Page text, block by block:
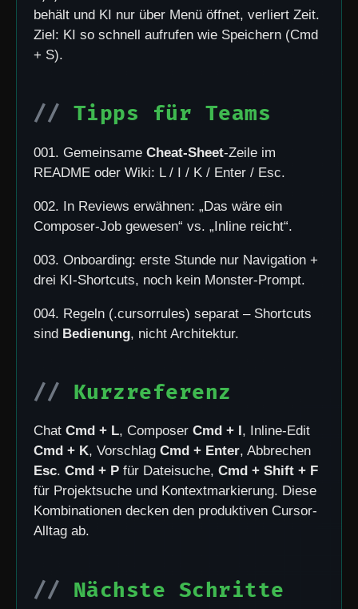
behält und KI nur über Menü öffnet, verliert Zeit.
Ziel: KI so schnell aufrufen wie Speichern (Cmd
+ S).
Tipps für Teams
001. GemeinsameCheat-Sheet-Zeile im
README oder Wiki: L / I / K / Enter / Esc.
002. In Reviews erwähnen: „Das wäre ein
Composer-Job gewesen“ vs. „Inline reicht“.
003. Onboarding: erste Stunde nur Navigation +
drei KI-Shortcuts, noch kein Monster-Prompt.
004. Regeln (.cursorrules) separat – Shortcuts
sind Bedienung, nicht Architektur.
Kurzreferenz
ChatCmd + L, ComposerCmd + I , Inline-Edit
Cmd + K, VorschlagCmd + Enter, Abbrechen
Esc.Cmd + P für Dateisuche,Cmd + Shift + F
für Projektsuche und Kontextmarkierung. Diese
Kombinationen decken den produktiven Cursor-
Alltag ab.
Nächste Schritte